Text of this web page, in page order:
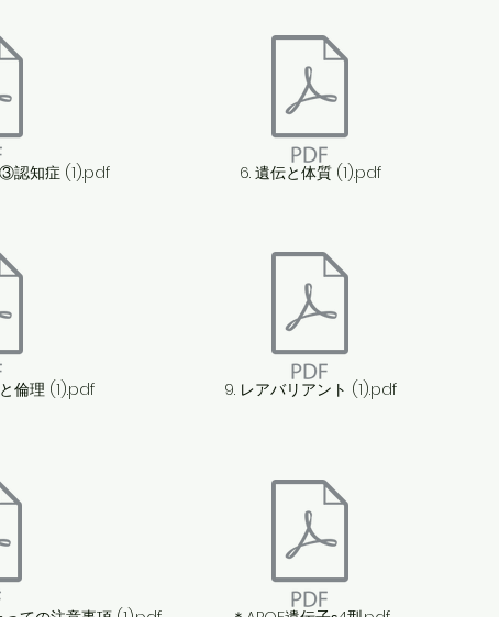
認知症 (1).pdf
倫理 (1).pdf
6. 遺伝と体質 (1).pdf
9. レアバリアント (1).pdf